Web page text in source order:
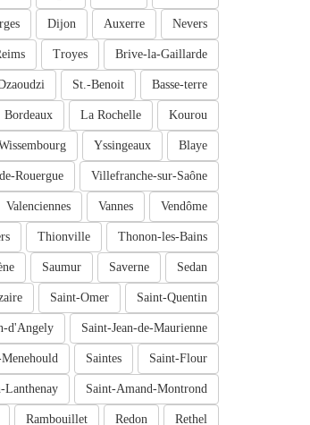
Nevers
Auxerre
Dijon
Brive-la-Gaillarde
Troyes
Basse-terre
St.-Benoit
Kourou
La Rochelle
Bordeaux
Blaye
Yssingeaux
Villefranche-sur-Saône
Rouergue
Vendôme
Vannes
Valenciennes
Thonon-les-Bains
Thionville
Sedan
Saverne
Saumur
Saint-Quentin
Saint-Omer
Saint-Jean-de-Maurienne
d'Angely
Saint-Flour
Saintes
Saint-Amand-Montrond
Lanthenay
Rethel
Redon
Rambouillet